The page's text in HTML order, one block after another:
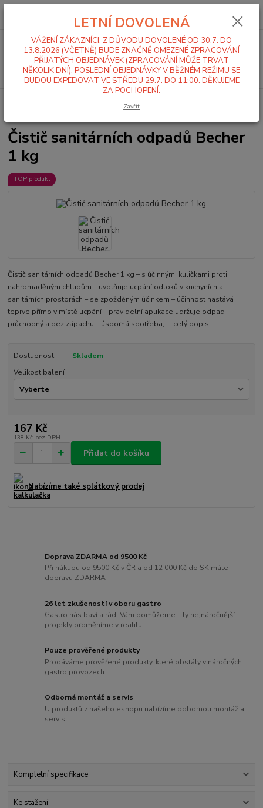
Menu
Hledat
0,00 Kč
Sanita / Koupelny / WC
Čistič sanitárních odpadů Becher
1 kg
TOP produkt
Čistič sanitárních odpadů Becher 1 kg – s účinnými kuličkami proti
nahromaděným chlupům – uvolňuje ucpání odtoků v kuchyních a
sanitárních prostorách – se zpožděným účinkem – účinnost nastává
teprve přímo v místě ucpání – pravidelní aplikace udržuje odpad
průchodný a bez zápachu – úsporná spotřeba, ... celý popis
Dostupnost
Skladem
Velikost balení
167 Kč
138 Kč bez DPH
Přidat do košíku
Nabízíme také splátkový prodej
Doprava ZDARMA od 9500 Kč
Při nákupu od 9500 Kč v ČR a od 12 000 Kč do SK máte
dopravu ZDARMA
26 let zkušeností v oboru gastro
Gastro nás baví a rádi Vám pomůžeme. I ty nejnáročnější
projekty proměníme v realitu.
Pouze prověřené produkty
Prodáváme prověřené produkty, které obstály v náročných
gastro provozech.
Odborná montáž a servis
U produktů z našeho eshopu nabízíme odbornou montáž a
servis.
Kompletní specifikace
Ke stažení
LETNÍ DOVOLENÁ
VÁŽENÍ ZÁKAZNÍCI, Z DŮVODU DOVOLENÉ OD 30.7. DO
13.8.2026 (VČETNĚ) BUDE ZNAČNĚ OMEZENÉ ZPRACOVÁNÍ
PŘIJATÝCH OBJEDNÁVEK (ZPRACOVÁNÍ MŮŽE TRVAT
NĚKOLIK DNÍ). POSLEDNÍ OBJEDNÁVKY V BĚŽNÉM REŽIMU SE
BUDOU EXPEDOVAT VE STŘEDU 29.7. DO 11:00. DĚKUJEME
ZA POCHOPENÍ.
Zavřít